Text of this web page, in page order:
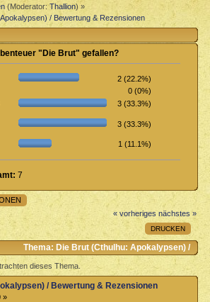
(Moderator:Thallion) »
/ Bewertung & Rezensionen
"Die Brut" gefallen?
2 (22.2%)
0 (0%)
3 (33.3%)
3 (33.3%)
1 (11.1%)
7
« vorheriges nächstes »
DRUCKEN
Thema: Die Brut (Cthulhu: Apokalypsen) /
(Gelesen 2532 mal)
dieses Thema.
/ Bewertung & Rezensionen
»